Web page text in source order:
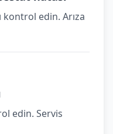
kontrol edin. Arıza
edin. Servis